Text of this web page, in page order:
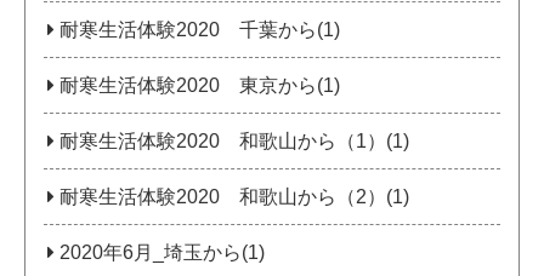
耐寒生活体験2020 千葉から(1)
耐寒生活体験2020 東京から(1)
耐寒生活体験2020 和歌山から（1）(1)
耐寒生活体験2020 和歌山から（2）(1)
2020年6月_埼玉から(1)